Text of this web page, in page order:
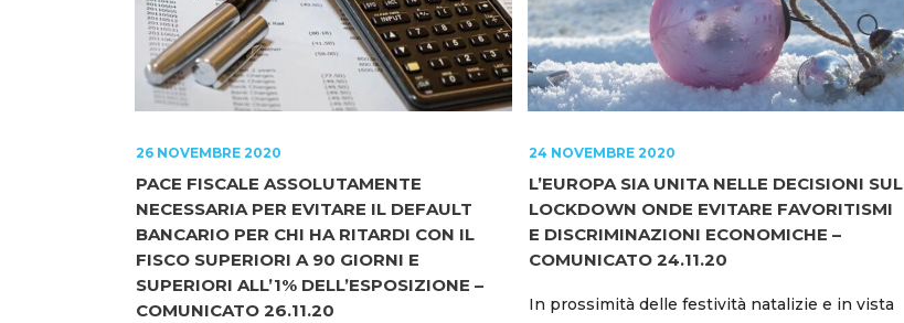
26 NOVEMBRE 2020
PACE FISCALE ASSOLUTAMENTE
NECESSARIA PER EVITARE IL DEFAULT
BANCARIO PER CHI HA RITARDI CON IL
FISCO SUPERIORI A 90 GIORNI E
SUPERIORI ALL’1% DELL’ESPOSIZIONE –
COMUNICATO 26.11.20
24 NOVEMBRE 2020
L’EUROPA SIA UNITA NELLE DECISIONI SUL
LOCKDOWN ONDE EVITARE FAVORITISMI
E DISCRIMINAZIONI ECONOMICHE –
COMUNICATO 24.11.20
In prossimità delle festività natalizie e in vista